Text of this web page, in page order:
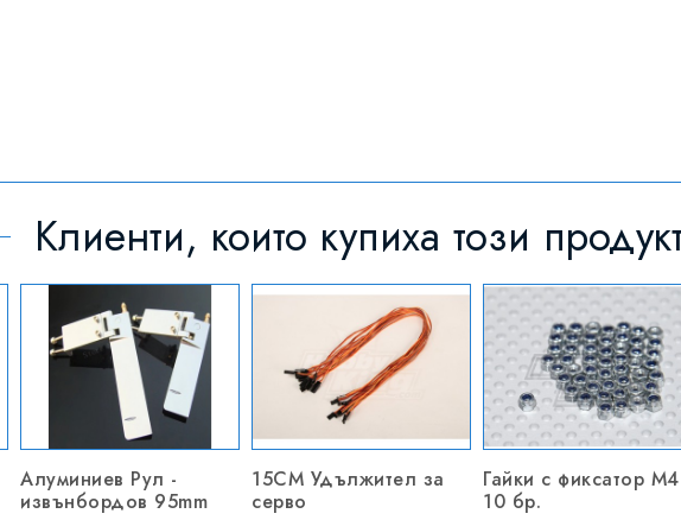
Клиенти, които купиха този
Алуминиев Рул -
извънбордов 95mm
15CM Удължител за
серво
Гайки с фиксатор
10 бр.